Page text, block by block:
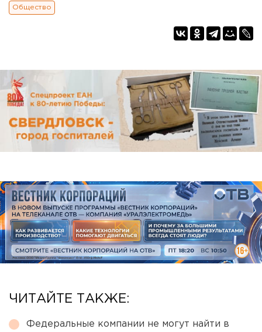
Общество
ЧИТАЙТЕ ТАКЖЕ:
Федеральные компании не могут найти в